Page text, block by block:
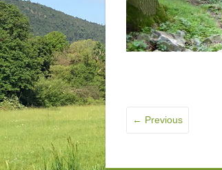
← Previous